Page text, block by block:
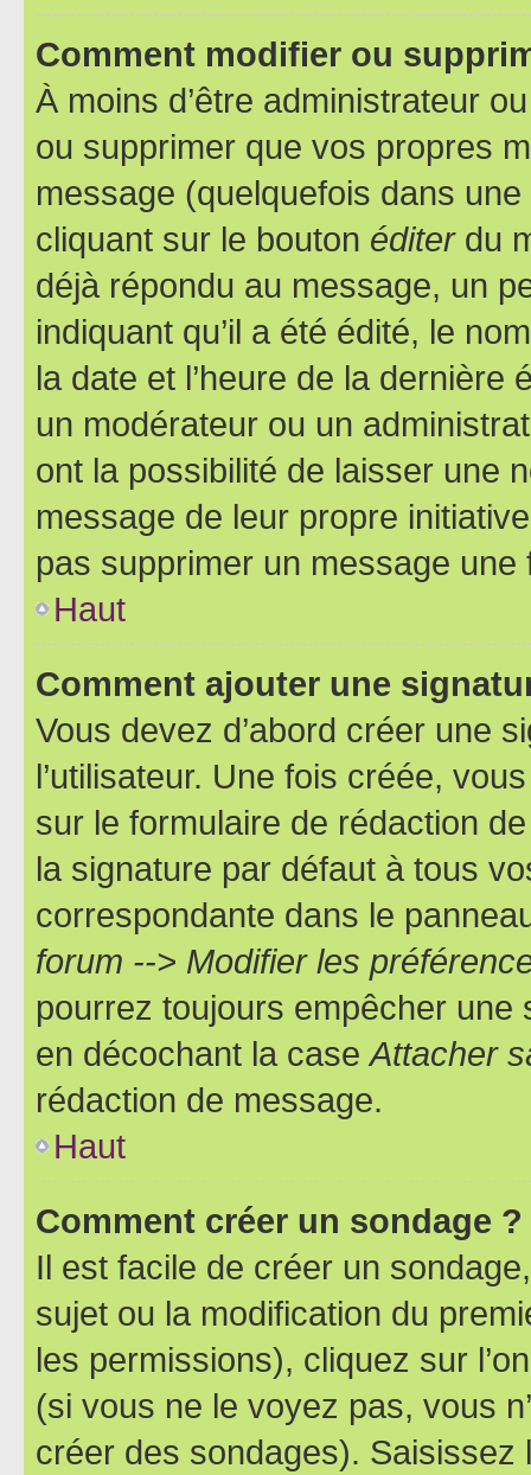
Comment modifier ou
À moins d’être administrateur
ou supprimer que vos propres
message (quelquefois dans
cliquant sur le bouton éditerdu
déjà répondu au message, un
indiquant qu’il a été édité, le
la date et l’heure de la dernière
un modérateur ou un
ont la possibilité de laisser une
message de leur propre
pas supprimer un message une
Haut
Comment ajouter une
Vous devez d’abord créer une
l’utilisateur. Une fois créée,
sur le formulaire de rédaction
la signature par défaut à tous
correspondante dans le
forum --> Modifier les
pourrez toujours empêcher une
en décochant la caseAttacher
rédaction de message.
Haut
Comment créer un sondage ?
Il est facile de créer un
sujet ou la modification du
les permissions), cliquez sur
(si vous ne le voyez pas, vous
créer des sondages).